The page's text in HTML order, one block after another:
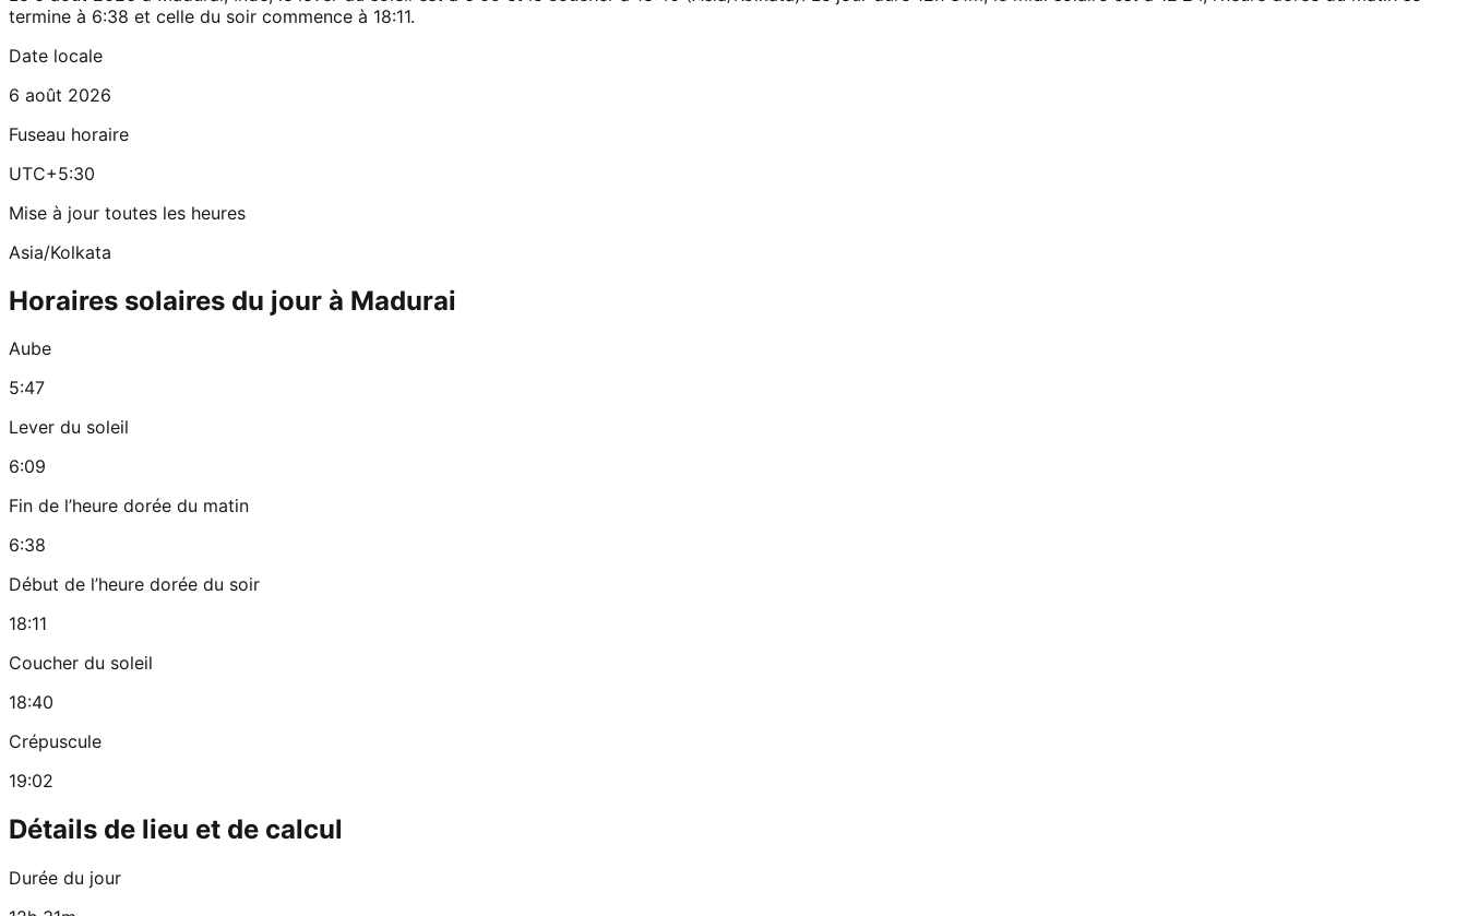
termine à 6:38 et celle du soir commence à 18:11.
Date locale
6 août 2026
Fuseau horaire
UTC+5:30
Mise à jour toutes les heures
Asia/Kolkata
Horaires solaires du jour à Madurai
Aube
5:47
Lever du soleil
6:09
Fin de l’heure dorée du matin
6:38
Début de l’heure dorée du soir
18:11
Coucher du soleil
18:40
Crépuscule
19:02
Détails de lieu et de calcul
Durée du jour